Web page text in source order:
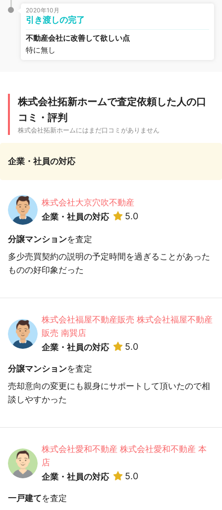
2020年10月
引き渡しの完了
不動産会社に改善して欲しい点
特に無し
株式会社拓新ホームで査定依頼した人の口
コミ・評判
株式会社拓新ホームにはまだ口コミがありません
企業・社員の対応
株式会社大京穴吹不動産
企業・社員の対応
5.0
分譲マンションを査定
多少売買契約の説明の予定時間を過ぎることがあった
ものの好印象だった
株式会社福屋不動産販売 株式会社福屋不動産
販売 南巽店
企業・社員の対応
5.0
分譲マンションを査定
売却意向の変更にも親身にサポートして頂いたので相
談しやすかった
株式会社愛和不動産 株式会社愛和不動産 本
店
企業・社員の対応
5.0
一戸建てを査定